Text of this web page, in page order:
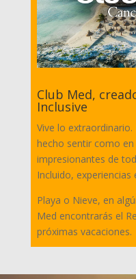
Club Med,
Inclusive
Vive lo
hecho sentir como
impresionantes de
Incluido, experiencias
Playa o Nieve, en
Med encontrarás el
próximas vacaciones.